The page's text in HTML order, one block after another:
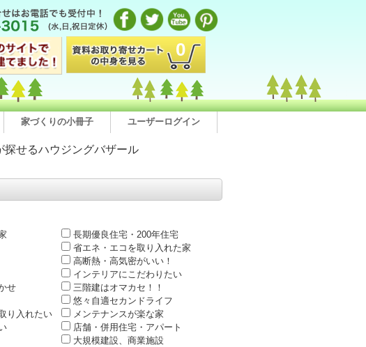
0
家づくりの小冊子 ユーザーログイン
せるハウジングバザール
長期優良住宅・200年住宅
省エネ・エコを取り入れた家
高断熱・高気密がいい！
インテリアにこだわりたい
せ
三階建はオマカセ！！
悠々自適セカンドライフ
り入れたい
メンテナンスが楽な家
店舗・併用住宅・アパート
大規模建設、商業施設